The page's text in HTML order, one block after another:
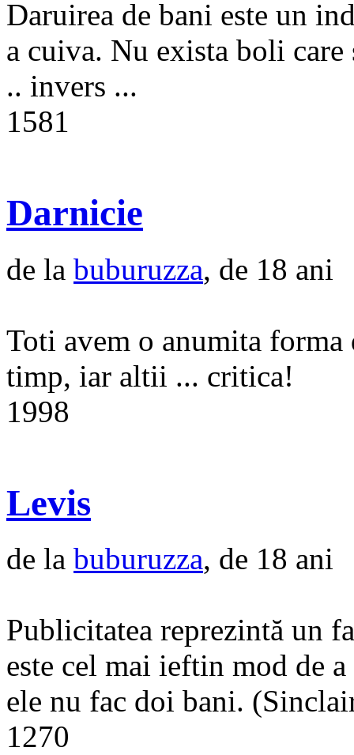
Daruirea de bani este un
a cuiva. Nu exista boli
.. invers ...
1581
Darnicie
de la buburuzza, de 18 ani
Toti avem o anumita
timp, iar altii ... critica!
1998
Levis
de la buburuzza, de 18 ani
Publicitatea reprezintă un
este cel mai ieftin mod de
ele nu fac doi bani.
1270